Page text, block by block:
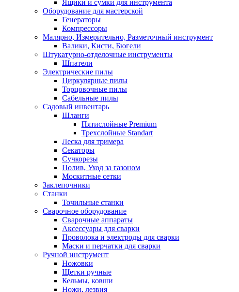
Ящики и сумки для инструмента
Оборудование для мастерской
Генераторы
Компрессоры
Малярно, Измерительно, Разметочный инструмент
Валики, Кисти, Бюгели
Штукатурно-отделочные инструменты
Шпатели
Электрические пилы
Циркулярные пилы
Торцовочные пилы
Сабельные пилы
Садовый инвентарь
Шланги
Пятислойные Premium
Трехслойные Standart
Леска для тримера
Секаторы
Сучкорезы
Полив, Уход за газоном
Москитные сетки
Заклепочники
Станки
Точильные станки
Сварочное оборудование
Сварочные аппараты
Аксессуары для сварки
Проволока и электроды для сварки
Маски и перчатки для сварки
Ручной инструмент
Ножовки
Щетки ручные
Кельмы, ковши
Ножи, лезвия